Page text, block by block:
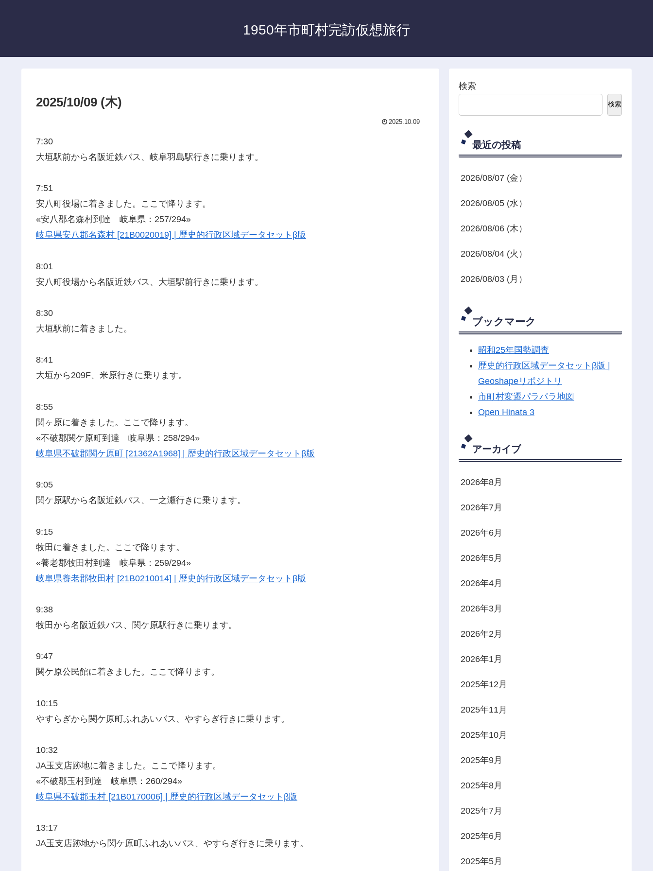
1950年市町村完訪仮想旅行
2025/10/09 (木)
2025.10.09
7:30
大垣駅前から名阪近鉄バス、岐阜羽島駅行きに乗ります。
7:51
安八町役場に着きました。ここで降ります。
«安八郡名森村到達 岐阜県：257/294»
岐阜県安八郡名森村 [21B0020019] | 歴史的行政区域データセットβ版
8:01
安八町役場から名阪近鉄バス、大垣駅前行きに乗ります。
8:30
大垣駅前に着きました。
8:41
大垣から209F、米原行きに乗ります。
8:55
関ヶ原に着きました。ここで降ります。
«不破郡関ケ原町到達 岐阜県：258/294»
岐阜県不破郡関ケ原町 [21362A1968] | 歴史的行政区域データセットβ版
9:05
関ケ原駅から名阪近鉄バス、一之瀬行きに乗ります。
9:15
牧田に着きました。ここで降ります。
«養老郡牧田村到達 岐阜県：259/294»
岐阜県養老郡牧田村 [21B0210014] | 歴史的行政区域データセットβ版
9:38
牧田から名阪近鉄バス、関ケ原駅行きに乗ります。
9:47
関ケ原公民館に着きました。ここで降ります。
10:15
やすらぎから関ケ原町ふれあいバス、やすらぎ行きに乗ります。
10:32
JA玉支店跡地に着きました。ここで降ります。
«不破郡玉村到達 岐阜県：260/294»
岐阜県不破郡玉村 [21B0170006] | 歴史的行政区域データセットβ版
13:17
JA玉支店跡地から関ケ原町ふれあいバス、やすらぎ行きに乗ります。
検索
検索
最近の投稿
2026/08/07 (金）
2026/08/05 (水）
2026/08/06 (木）
2026/08/04 (火）
2026/08/03 (月）
ブックマーク
昭和25年国勢調査
歴史的行政区域データセットβ版 |
Geoshapeリポジトリ
市町村変遷パラパラ地図
Open Hinata 3
アーカイブ
2026年8月
2026年7月
2026年6月
2026年5月
2026年4月
2026年3月
2026年2月
2026年1月
2025年12月
2025年11月
2025年10月
2025年9月
2025年8月
2025年7月
2025年6月
2025年5月